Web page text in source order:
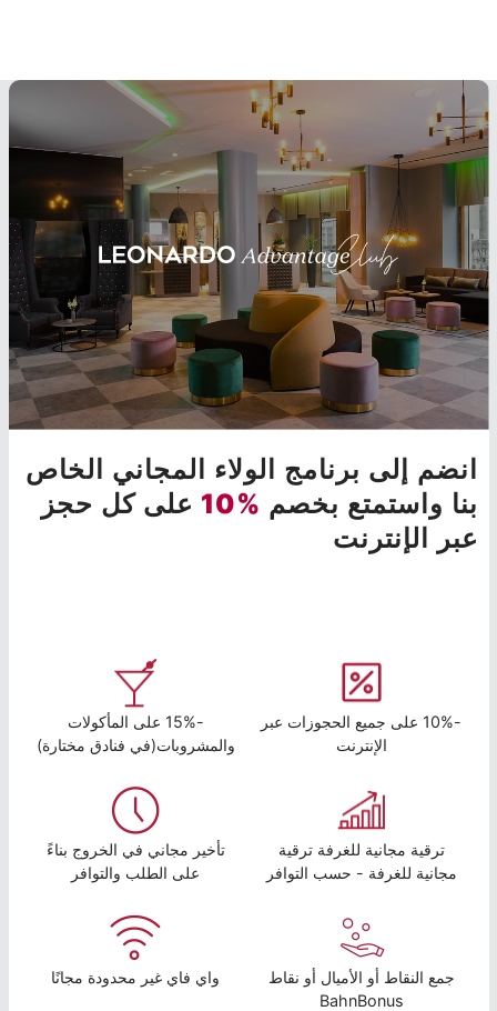
انضم إلى برنامج الولاء المجاني الخاص
بنا واستمتع بخصم %10
على كل حجز
عبر الإنترنت
-10% على جميع الحجوزات عبر
الإنترنت
-15% على المأكولات
والمشروبات(في فنادق مختارة)
ترقية مجانية للغرفة ترقية
مجانية للغرفة - حسب التوافر
تأخير مجاني في الخروج بناءً
على الطلب والتوافر
جمع النقاط أو الأميال أو نقاط
BahnBonus
واي فاي غير محدودة مجانًا